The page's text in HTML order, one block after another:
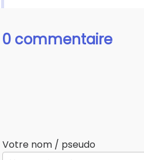
0 commentaire
Votre nom / pseudo